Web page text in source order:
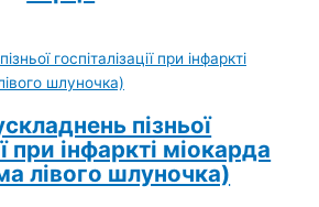
пізньої
при інфаркті міокарда
лівого шлуночка)